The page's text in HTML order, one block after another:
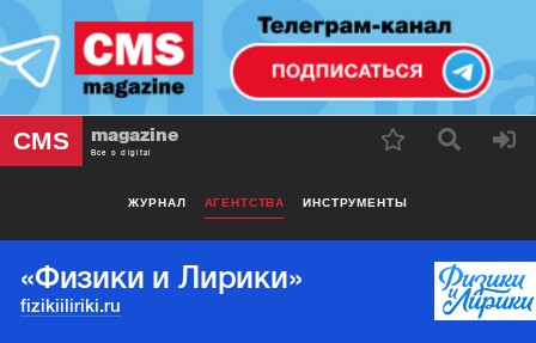
CMS magazine
Все о digital
ЖУРНАЛ АГЕНТСТВА ИНСТРУМЕНТЫ
«Физики и Лирики»
fizikiiliriki.ru